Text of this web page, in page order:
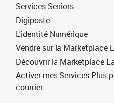
Services Seniors
Digiposte
L'identité Numérique
Vendre sur la Marketplace
Découvrir la Marketplace
Activer mes Services Plus
courrier